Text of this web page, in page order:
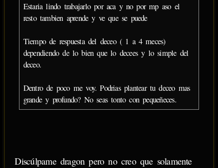
Estaria lindo trabajarlo por aca y no por mp aso el
resto tambien aprende y ve que se puede
Tiempo de respuesta del deceo ( 1 a 4 meces)
dependiendo de lo bien que lo decees y lo simple del
deceo.
Dentro de poco me voy. Podrias plantear tu deceo mas
grande y profundo? No seas tonto con pequeñeces.
Discúlpame dragon pero no creo que solamente